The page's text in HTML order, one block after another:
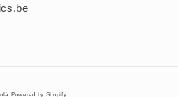
ulà Powered by Shopify